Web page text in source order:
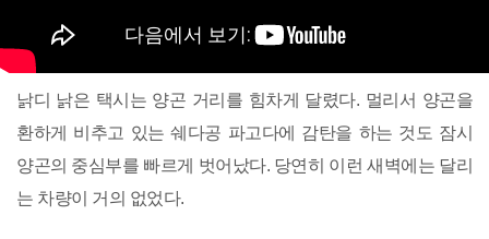
낡디 낡은 택시는 양곤 거리를 힘차게 달렸다. 멀리서 양곤을
환하게 비추고 있는 쉐다공 파고다에 감탄을 하는 것도 잠시
양곤의 중심부를 빠르게 벗어났다. 당연히 이런 새벽에는 달리
는 차량이 거의 없었다.